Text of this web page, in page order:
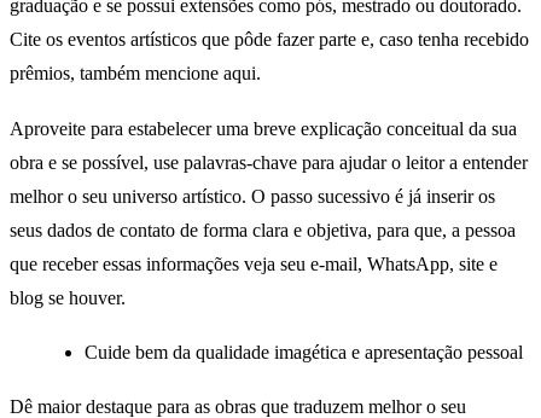
graduação e se possui extensões como pós, mestrado ou doutorado.
Cite os eventos artísticos que pôde fazer parte e, caso tenha recebido
prêmios, também mencione aqui.
Aproveite para estabelecer uma breve explicação conceitual da sua
obra e se possível, use palavras-chave para ajudar o leitor a entender
melhor o seu universo artístico. O passo sucessivo é já inserir os
seus dados de contato de forma clara e objetiva, para que, a pessoa
que receber essas informações veja seu e-mail, WhatsApp, site e
blog se houver.
Cuide bem da qualidade imagética e apresentação pessoal
Dê maior destaque para as obras que traduzem melhor o seu